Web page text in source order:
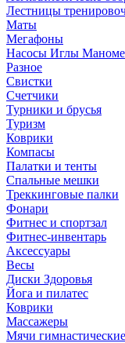
Лестницы
Маты
Мегафоны
Насосы Иглы
Разное
Свистки
Счетчики
Турники и брусья
Туризм
Коврики
Компасы
Палатки и тенты
Спальные мешки
Треккинговые палки
Фонари
Фитнес и спортзал
Фитнес-инвентарь
Аксессуары
Весы
Диски Здоровья
Йога и пилатес
Коврики
Массажеры
Мячи